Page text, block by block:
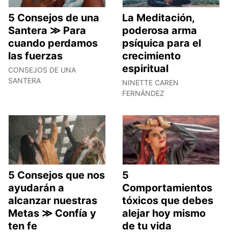
5 Consejos de una
Santera ≫ Para
cuando perdamos
las fuerzas
CONSEJOS DE UNA
SANTERA
La Meditación,
poderosa arma
psíquica para el
crecimiento
espiritual
NINETTE CAREN
FERNÁNDEZ
5 Consejos que nos
ayudarán a
alcanzar nuestras
Metas ≫ Confía y
ten fe
5
Comportamientos
tóxicos que debes
alejar hoy mismo
de tu vida